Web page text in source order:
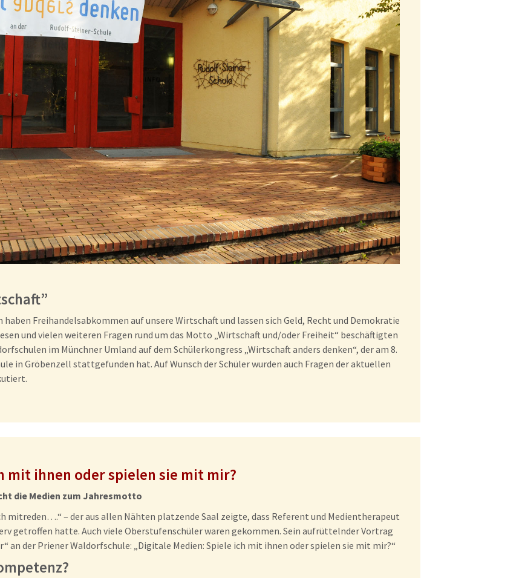
Freihandelsabkommen auf unsere Wirtschaft und lassen sich Geld, Recht und Demokratie
und vielen weiteren Fragen rund um das Motto „Wirtschaft und/oder Freiheit“ beschäftigten
im Münchner Umland auf dem Schülerkongress „Wirtschaft anders denken“, der am 8.
in Gröbenzell stattgefunden hat. Auf Wunsch der Schüler wurden auch Fragen der aktuellen
mit ihnen oder spielen sie mit mir?
die Medien zum Jahresmotto
mitreden….“ – der aus allen Nähten platzende Saal zeigte, dass Referent und Medientherapeut
getroffen hatte. Auch viele Oberstufenschüler waren gekommen. Sein aufrüttelnder Vortrag
an der Priener Waldorfschule: „Digitale Medien: Spiele ich mit ihnen oder spielen sie mit mir?“